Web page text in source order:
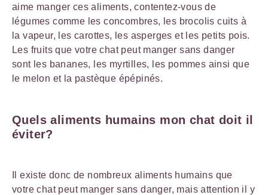
aime manger ces aliments, contentez-vous de
légumes comme les concombres, les brocolis cuits à
la vapeur, les carottes, les asperges et les petits pois.
Les fruits que votre chat peut manger sans danger
sont les bananes, les myrtilles, les pommes ainsi que
le melon et la pastèque épépinés.
Quels aliments humains mon chat doit il
éviter?
Il existe donc de nombreux aliments humains que
votre chat peut manger sans danger, mais attention il y